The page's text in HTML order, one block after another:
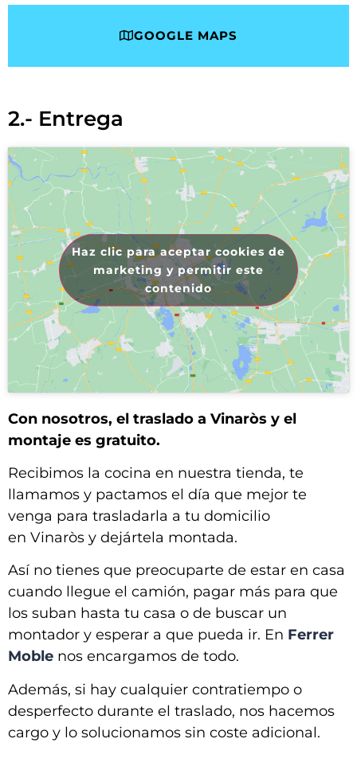
GOOGLE MAPS
2.- Entrega
Haz clic para aceptar cookies de
marketing y permitir este
contenido
Con nosotros, el traslado a Vinaròs y el
montaje es gratuito.
Recibimos la cocina en nuestra tienda, te
llamamos y pactamos el día que mejor te
venga para trasladarla a tu domicilio
en Vinaròs y dejártela montada.
Así no tienes que preocuparte de estar en casa
cuando llegue el camión, pagar más para que
los suban hasta tu casa o de buscar un
montador y esperar a que pueda ir. En Ferrer
Moble nos encargamos de todo.
Además, si hay cualquier contratiempo o
desperfecto durante el traslado, nos hacemos
cargo y lo solucionamos sin coste adicional.